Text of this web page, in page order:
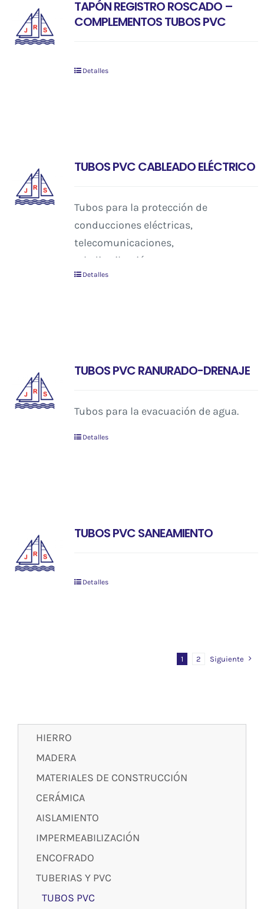
TAPÓN REGISTRO ROSCADO –
COMPLEMENTOS TUBOS PVC
Detalles
TUBOS PVC CABLEADO ELÉCTRICO
Tubos para la protección de
conducciones eléctricas,
telecomunicaciones,
teledistribución…
Detalles
TUBOS PVC RANURADO-DRENAJE
Tubos para la evacuación de agua.
Detalles
TUBOS PVC SANEAMIENTO
Detalles
1 2 Siguiente
HIERRO
MADERA
MATERIALES DE CONSTRUCCIÓN
CERÁMICA
AISLAMIENTO
IMPERMEABILIZACIÓN
ENCOFRADO
TUBERIAS Y PVC
TUBOS PVC